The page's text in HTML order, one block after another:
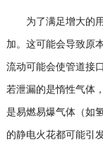
为了满足增大的
加。这可能会导致原
流动可能会使管道接
若泄漏的是惰性气体
是易燃易爆气体（如
的静电火花都可能引